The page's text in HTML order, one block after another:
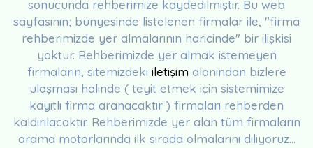
sonucunda rehberimize kaydedilmiştir. Bu web
sayfasının; bünyesinde listelenen firmalar ile, "firma
rehberimizde yer almalarının haricinde" bir ilişkisi
yoktur. Rehberimizde yer almak istemeyen
firmaların, sitemizdeki iletişim alanından bizlere
ulaşması halinde ( teyit etmek için sistemimize
kayıtlı firma aranacaktır ) firmaları rehberden
kaldırılacaktır. Rehberimizde yer alan tüm firmaların
arama motorlarında ilk sırada olmalarını diliyoruz...